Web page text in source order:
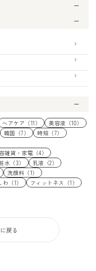
ヘアケア（11）
美容液（10）
韓国（7）
時短（7）
雑貨・家電（4）
水（3）
乳液（2）
洗顔料（1）
わ（1） フィットネス（1）